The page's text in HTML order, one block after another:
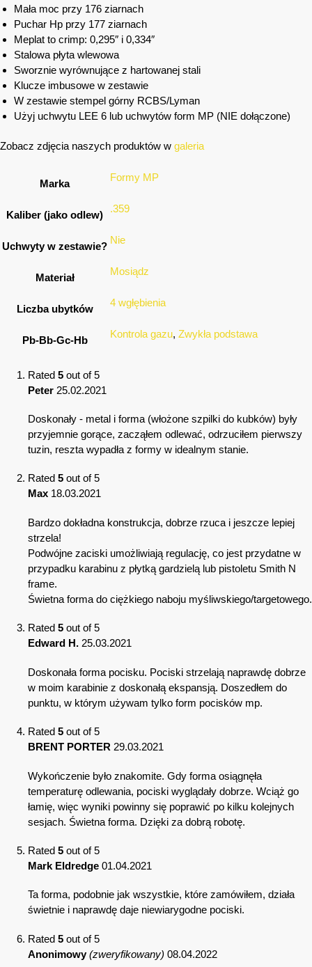
Mała moc przy 176 ziarnach
Puchar Hp przy 177 ziarnach
Meplat to crimp: 0,295″ i 0,334″
Stalowa płyta wlewowa
Sworznie wyrównujące z hartowanej stali
Klucze imbusowe w zestawie
W zestawie stempel górny RCBS/Lyman
Użyj uchwytu LEE 6 lub uchwytów form MP (NIE dołączone)
Zobacz zdjęcia naszych produktów w galeria
Marka
Formy MP
Kaliber (jako odlew)
.359
Uchwyty w zestawie?
Nie
Materiał
Mosiądz
Liczba ubytków
4 wgłębienia
Pb-Bb-Gc-Hb
Kontrola gazu, Zwykła podstawa
Rated 5 out of 5
Peter 25.02.2021
Doskonały - metal i forma (włożone szpilki do kubków) były
przyjemnie gorące, zacząłem odlewać, odrzuciłem pierwszy
tuzin, reszta wypadła z formy w idealnym stanie.
Rated 5 out of 5
Max 18.03.2021
Bardzo dokładna konstrukcja, dobrze rzuca i jeszcze lepiej
strzela!
Podwójne zaciski umożliwiają regulację, co jest przydatne w
przypadku karabinu z płytką gardzielą lub pistoletu Smith N
frame.
Świetna forma do ciężkiego naboju myśliwskiego/targetowego.
Rated 5 out of 5
Edward H. 25.03.2021
Doskonała forma pocisku. Pociski strzelają naprawdę dobrze
w moim karabinie z doskonałą ekspansją. Doszedłem do
punktu, w którym używam tylko form pocisków mp.
Rated 5 out of 5
BRENT PORTER 29.03.2021
Wykończenie było znakomite. Gdy forma osiągnęła
temperaturę odlewania, pociski wyglądały dobrze. Wciąż go
łamię, więc wyniki powinny się poprawić po kilku kolejnych
sesjach. Świetna forma. Dzięki za dobrą robotę.
Rated 5 out of 5
Mark Eldredge 01.04.2021
Ta forma, podobnie jak wszystkie, które zamówiłem, działa
świetnie i naprawdę daje niewiarygodne pociski.
Rated 5 out of 5
Anonimowy(zweryfikowany) 08.04.2022